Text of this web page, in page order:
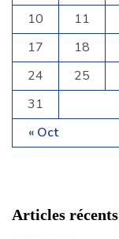
10
11
17
18
24
25
31
« Oct
Articles récents